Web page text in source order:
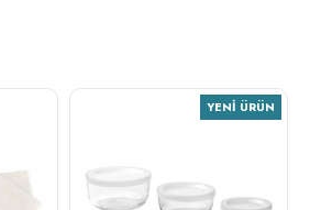
YENI ÜRÜN